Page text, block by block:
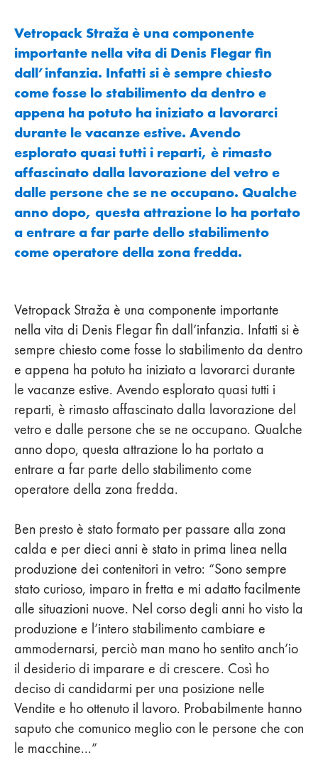
Vetropack Straža è una componente
importante nella vita di Denis Flegar fin
dall’infanzia. Infatti si è sempre chiesto
come fosse lo stabilimento da dentro e
appena ha potuto ha iniziato a lavorarci
durante le vacanze estive. Avendo
esplorato quasi tutti i reparti, è rimasto
affascinato dalla lavorazione del vetro e
dalle persone che se ne occupano. Qualche
anno dopo, questa attrazione lo ha portato
a entrare a far parte dello stabilimento
come operatore della zona fredda.
Vetropack Straža è una componente importante
nella vita di Denis Flegar fin dall’infanzia. Infatti si è
sempre chiesto come fosse lo stabilimento da dentro
e appena ha potuto ha iniziato a lavorarci durante
le vacanze estive. Avendo esplorato quasi tutti i
reparti, è rimasto affascinato dalla lavorazione del
vetro e dalle persone che se ne occupano. Qualche
anno dopo, questa attrazione lo ha portato a
entrare a far parte dello stabilimento come
operatore della zona fredda.
Ben presto è stato formato per passare alla zona
calda e per dieci anni è stato in prima linea nella
produzione dei contenitori in vetro: “Sono sempre
stato curioso, imparo in fretta e mi adatto facilmente
alle situazioni nuove. Nel corso degli anni ho visto la
produzione e l’intero stabilimento cambiare e
ammodernarsi, perciò man mano ho sentito anch’io
il desiderio di imparare e di crescere. Così ho
deciso di candidarmi per una posizione nelle
Vendite e ho ottenuto il lavoro. Probabilmente hanno
saputo che comunico meglio con le persone che con
le macchine...”